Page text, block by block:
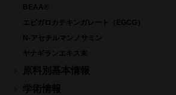
BEAA®
エピガロカテキンガレート（EGCG）
N-アセチルマンノサミン
ヤナギランエキス末
原料別基本情報
学術情報